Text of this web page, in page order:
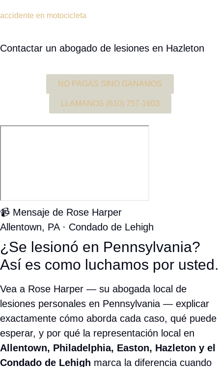
LLAMANOS (610) 757-1603
¿Se lesionó en Pennsylvania?
Así es como luchamos por usted.
Vea a Rose Harper — su abogada local de lesiones
aborda cada caso, qué puede esperar, y por qué la
representación local en Allentown, Philadelphia, Easton,
Hazleton y el Condado de Lehighmarca la diferencia
cuando su reclamo enfrenta a una gran compañía de
seguros.